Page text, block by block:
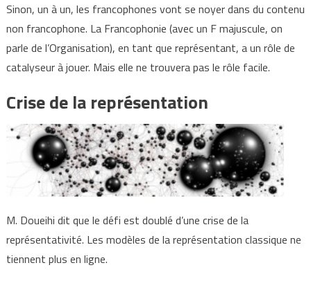
Sinon, un à un, les francophones vont se noyer dans du contenu
non francophone. La Francophonie (avec un F majuscule, on
parle de l’Organisation), en tant que représentant, a un rôle de
catalyseur à jouer. Mais elle ne trouvera pas le rôle facile.
Crise de la représentation
M. Doueihi dit que le défi est doublé d’une crise de la
représentativité. Les modèles de la représentation classique ne
tiennent plus en ligne.